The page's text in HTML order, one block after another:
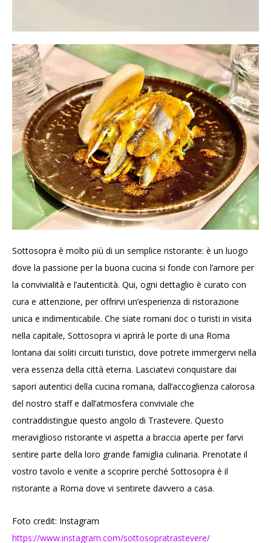
Sottosopra è molto più di un semplice ristorante: è un luogo
dove la passione per la buona cucina si fonde con l’amore per
la convivialità e l’autenticità. Qui, ogni dettaglio è curato con
cura e attenzione, per offrirvi un’esperienza di ristorazione
unica e indimenticabile. Che siate romani doc o turisti in visita
nella capitale, Sottosopra vi aprirà le porte di una Roma
lontana dai soliti circuiti turistici, dove potrete immergervi nella
vera essenza della città eterna. Lasciatevi conquistare dai
sapori autentici della cucina romana, dall’accoglienza calorosa
del nostro staff e dall’atmosfera conviviale che
contraddistingue questo angolo di Trastevere. Questo
meraviglioso ristorante vi aspetta a braccia aperte per farvi
sentire parte della loro grande famiglia culinaria. Prenotate il
vostro tavolo e venite a scoprire perché Sottosopra è il
ristorante a Roma dove vi sentirete davvero a casa.
Foto credit: Instagram
https://www.instagram.com/sottosopratrastevere/